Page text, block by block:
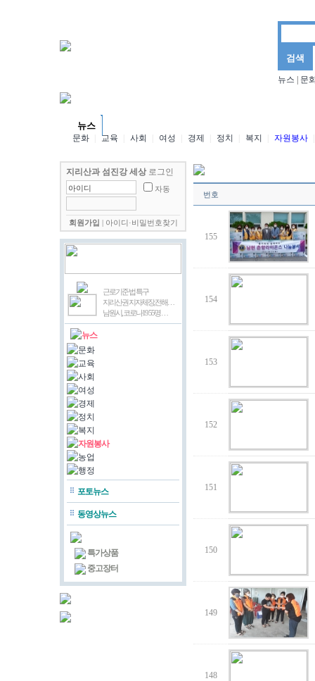
뉴스 문
뉴스
문화 교육 사회 여성 경제 정치 복지 자원봉사
지리산과 섬진강 세상로그인
자동
회원가입 아이디·비밀번호찾기
근로기준 법 특구
지리산권 지자체장,전해…
남원시, 코로나19 55명 …
뉴스
문화
교육
사회
여성
경제
정치
복지
자원봉사
농업
행정
포토뉴스
동영상뉴스
특가상품
중고장터
번호
155
154
153
152
151
150
149
148